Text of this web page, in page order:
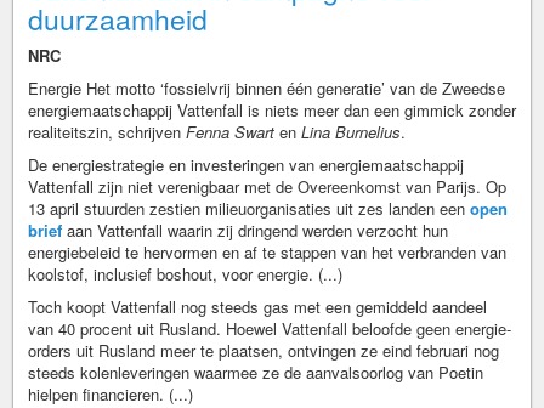
duurzaamheid
NRC
Energie Het motto ‘fossielvrij binnen één generatie’ van de Zweedse
energiemaatschappij Vattenfall is niets meer dan een gimmick zonder
realiteitszin, schrijven Fenna Swart en Lina Burnelius.
De energiestrategie en investeringen van energiemaatschappij
Vattenfall zijn niet verenigbaar met de Overeenkomst van Parijs. Op
13 april stuurden zestien milieuorganisaties uit zes landen een open
brief aan Vattenfall waarin zij dringend werden verzocht hun
energiebeleid te hervormen en af te stappen van het verbranden van
koolstof, inclusief boshout, voor energie. (...)
Toch koopt Vattenfall nog steeds gas met een gemiddeld aandeel
van 40 procent uit Rusland. Hoewel Vattenfall beloofde geen energie-
orders uit Rusland meer te plaatsen, ontvingen ze eind februari nog
steeds kolenleveringen waarmee ze de aanvalsoorlog van Poetin
hielpen financieren. (...)